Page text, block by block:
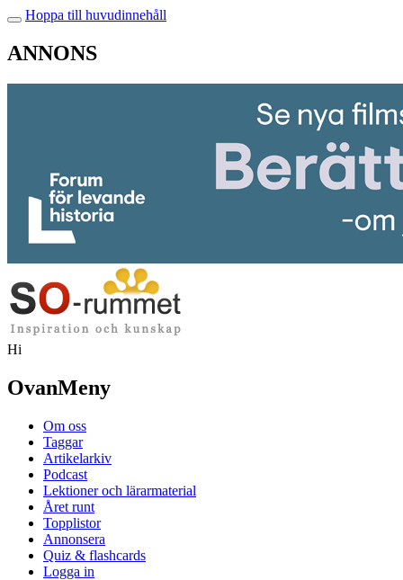
Hoppa till huvudinnehåll
ANNONS
Hi
OvanMeny
Om oss
Taggar
Artikelarkiv
Podcast
Lektioner och lärarmaterial
Året runt
Topplistor
Annonsera
Quiz & flashcards
Logga in